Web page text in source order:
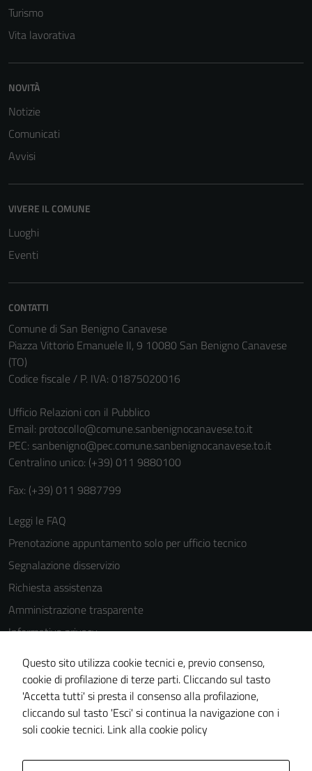
Turismo
Vita lavorativa
NOVITÀ
Notizie
Comunicati
Avvisi
VIVERE IL COMUNE
Luoghi
Eventi
CONTATTI
Comune di San Benigno Canavese
Piazza Vittorio Emanuele II, 9 10080 San Benigno Canavese
(TO)
Codice fiscale / P. IVA: 01875020016
Ufficio Relazioni con il Pubblico
Email: protocollo@comune.sanbenignocanavese.to.it
PEC: sanbenigno@pec.comune.sanbenignocanavese.to.it
Centralino unico: (+39) 011 9880100
Fax: (+39) 011 9887799
Leggi le FAQ
Prenotazione appuntamento solo per ufficio tecnico
Segnalazione disservizio
Richiesta assistenza
Amministrazione trasparente
Informativa privacy
Cookie Policy
Note legali
Dichiarazione di accessibilità
Piano di miglioramento del sito
Questo sito utilizza cookie tecnici e, previo consenso,
cookie di profilazione di terze parti. Cliccando sul tasto
'Accetta tutti' si presta il consenso alla profilazione,
cliccando sul tasto 'Esci' si continua la navigazione con i
soli cookie tecnici. Link alla cookie policy
Tecnici
essere